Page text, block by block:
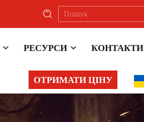
РЕСУРСИ КОНТАКТИ
ОТРИМАТИ ЦІНУ